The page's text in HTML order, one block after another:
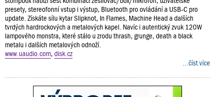
presety, stereofonní vstup i výstup, Bluetooth pro ovládání a USB‑C pro
update. Získáte sílu kytar Slipknot, In Flames, Machine Head a dalších
tvrdých hardrockových a metalových kapel. Navíc i autentický zvuk 120W
lampového monstra, které stálo u zrodu thrash, grunge, death a black
metalu i dalších metalových odnoží.
www.uaudio.com, disk.cz
...číst více